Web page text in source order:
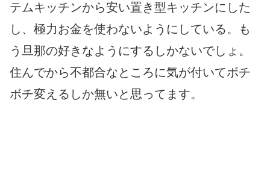
テムキッチンから安い置き型キッチンにした
し、極力お金を使わないようにしている。も
う旦那の好きなようにするしかないでしょ。
住んでから不都合なところに気が付いてボチ
ボチ変えるしか無いと思ってます。